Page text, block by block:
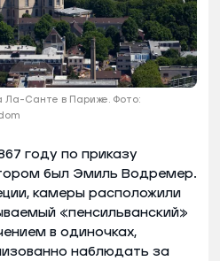
Ла-Санте в Париже. Фото:
году по приказу
был Эмиль Водремер.
камеры расположили
«пенсильванский»
в одиночках,
наблюдать за